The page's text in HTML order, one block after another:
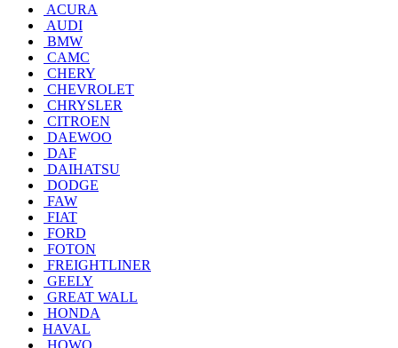
ACURA
AUDI
BMW
CAMC
CHERY
CHEVROLET
CHRYSLER
CITROEN
DAEWOO
DAF
DAIHATSU
DODGE
FAW
FIAT
FORD
FOTON
FREIGHTLINER
GEELY
GREAT WALL
HONDA
HAVAL
HOWO